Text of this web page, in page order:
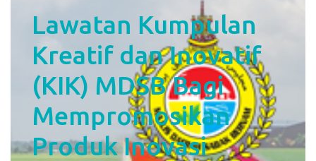
Lawatan Kumpulan
Kreatif dan Inovatif
(KIK) MDSB Bagi
Mempromosikan
Produk Inovasi